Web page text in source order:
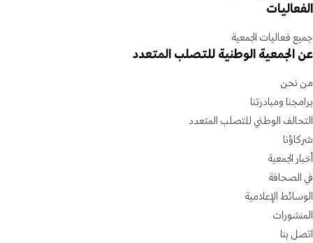
الفعاليات
جميع فعاليات الجمعية
عن الجمعية الوطنية للتصلب المتعدد
من نحن
برامجنا ومبادرتنا
التحالف الوطني للتصلب المتعدد
شركاؤنا
أخبار الجمعية
في الصحافة
الوسائط الإعلامية
المنشورات
اتصل بنا